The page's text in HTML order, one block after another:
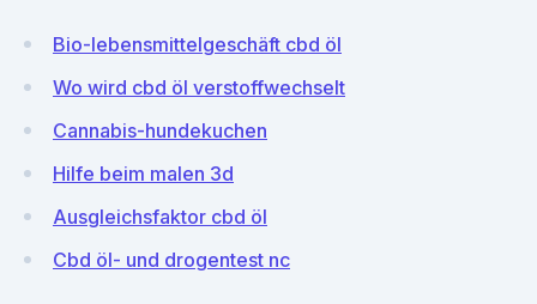
Bio-lebensmittelgeschäft cbd öl
Wo wird cbd öl verstoffwechselt
Cannabis-hundekuchen
Hilfe beim malen 3d
Ausgleichsfaktor cbd öl
Cbd öl- und drogentest nc